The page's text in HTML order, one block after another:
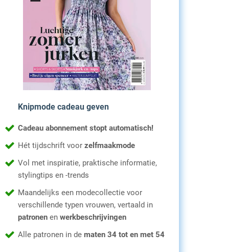
Knipmode cadeau geven
Cadeau abonnement stopt automatisch!
Hét tijdschrift voor zelfmaakmode
Vol met inspiratie, praktische informatie,
stylingtips en -trends
Maandelijks een modecollectie voor
verschillende typen vrouwen, vertaald in
patronen en werkbeschrijvingen
Alle patronen in de maten 34 tot en met 54